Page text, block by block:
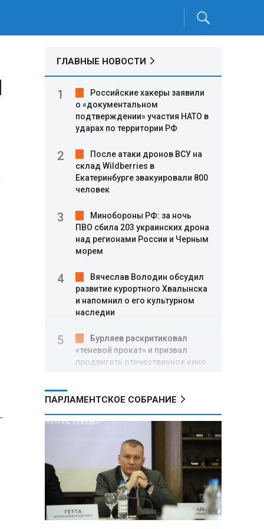
ГЛАВНЫЕ НОВОСТИ
Российские хакеры заявили
о «документальном
подтверждении» участия НАТО в
ударах по территории РФ
После атаки дронов ВСУ на
склад Wildberries в
Екатеринбурге эвакуировали 800
человек
Минобороны РФ: за ночь
ПВО сбила 203 украинских дрона
над регионами России и Черным
морем
Вячеслав Володин обсудил
развитие курортного Хвалынска
и напомнил о его культурном
наследии
Бурляев раскритиковал
«теневой прокат» и призвал
продвигать отечественное кино
провел кадровые перестановки
комитета и внутренних войск
Ольга Казакова: Система
сохранения исторической
памяти в России сформирована,
но требует дальнейшего
укрепления
ПАРЛАМЕНТСКОЕ СОБРАНИЕ